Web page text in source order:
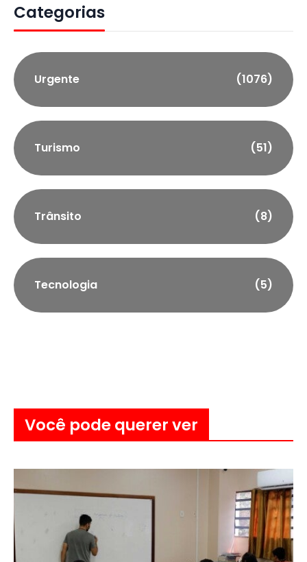
Categorias
Urgente (1076)
Turismo (51)
Trânsito (8)
Tecnologia (5)
Você pode querer ver